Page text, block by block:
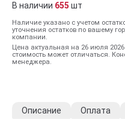
В наличии 655 шт
Наличие указано с учетом
уточнения остатков по вашему
компании.
Цена актуальная на 26 июля
стоимость может отличаться.
менеджера.
Описание Оплата